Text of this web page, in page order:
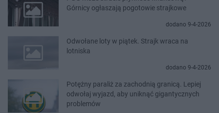
Górnicy ogłaszają pogotowie strajkowe
dodano 9-4-2026
Odwołane loty w piątek. Strajk wraca na
lotniska
dodano 9-4-2026
Potężny paraliż za zachodnią granicą. Lepiej
odwołaj wyjazd, aby uniknąć gigantycznych
problemów